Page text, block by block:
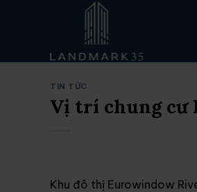
TIN TỨC
Vị trí chung cư
Khu đô thị Eurowindow